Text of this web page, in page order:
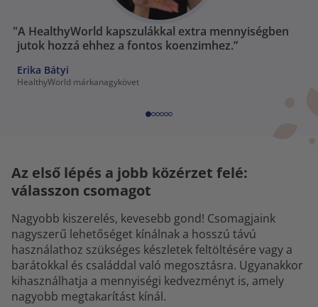
"A HealthyWorld kapszulákkal extra mennyiségben
jutok hozzá ehhez a fontos koenzimhez.”
Erika Bátyi
HealthyWorld márkanagykövet
Az első lépés a jobb közérzet felé:
válasszon csomagot
Nagyobb kiszerelés, kevesebb gond! Csomagjaink
nagyszerű lehetőséget kínálnak a hosszú távú
használathoz szükséges készletek feltöltésére vagy a
barátokkal és családdal való megosztásra. Ugyanakkor
kihasználhatja a mennyiségi kedvezményt is, amely
nagyobb megtakarítást kínál.